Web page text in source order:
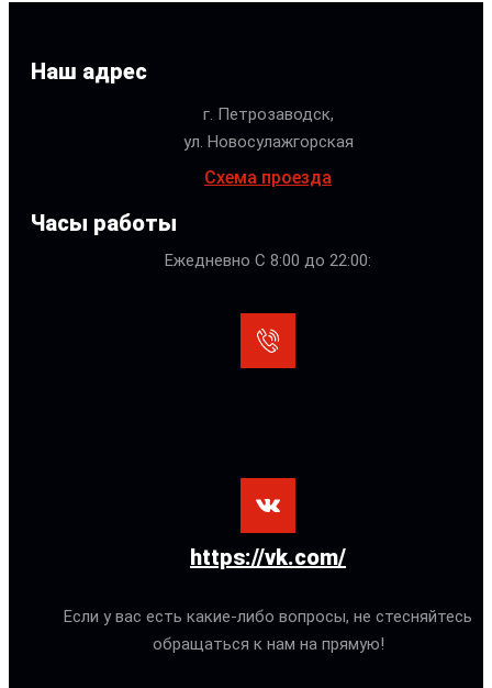
Наш адрес
г. Петрозаводск,
ул. Новосулажгорская
Схема проезда
Часы работы
Ежедневно С 8:00 до 22:00:
https://vk.com/
Если у вас есть какие-либо вопросы, не стесняйтесь
обращаться к нам на прямую!